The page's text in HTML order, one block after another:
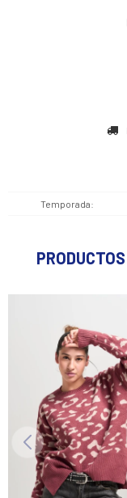
Temporada